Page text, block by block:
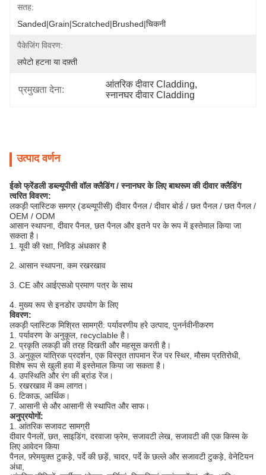
सतह:
Sanded|Grain|Scratched|Brushed|चिकनी
पैकेजिंग विवरण:
लपेटो हटना या दफ़्ती
प्रमुखता देना:
आंतरिक दीवार Cladding,
स्नानघर दीवार Cladding
उत्पाद वर्णन
ईको फ्रेंडली डब्ल्यूपीसी वॉल क्लैडिंग / स्नानघर के लिए बाथरूम की दीवार क्लैडिंग
त्वरित विवरण:
लकड़ी प्लास्टिक समग्र (डब्ल्यूपीसी) दीवार पैनल / दीवार बोर्ड / छत पैनल / छत पैनल /
OEM / ODM
आसान स्थापना, दीवार पैनल, छत पैनल और इतने पर के रूप में इस्तेमाल किया जा
सकता है।
1. यूवी की रक्षा, निविड़ अंधकार है
2. आसान स्थापना, कम रखरखाव
3. CE और आईएसओ प्रमाण पत्र के साथ
4. मुख्य रूप से इनडोर उपयोग के लिए
विवरण:
लकड़ी प्लास्टिक मिश्रित सामग्री: पर्यावरणीय हरे उत्पाद, पुनर्नवीनीकरण
1. पर्यावरण के अनुकूल, recyclable है।
2. प्रकृति लकड़ी की तरह दिखती और महसूस करती है।
3. अनुकूल यांत्रिक प्रदर्शन, एक विस्तृत तापमान रेंज पर स्थिर, मौसम प्रतिरोधी,
विशेष रूप से खुली हवा में इस्तेमाल किया जा सकता है।
4. उपस्थिति और रंग की ब्रांड रेंज।
5. रखरखाव में कम लागत।
6. टिकाऊ, आर्थिक।
7. आसानी से और आसानी से स्थापित और साफ।
अनुप्रयोगों:
1. आंतरिक सजावट सामग्री
दीवार पैनलों, छत, साइडिंग, दरवाजा फ्रेम, सजावटी लेख, सजावटी की एक किस्म के
लिए आवेदन किया
पैनल, फ़्रेमयुक्त टुकड़े, पर्दे की छड़ें, चादर, पर्दे के छल्ले और सजावटी टुकड़े, वेनेटियन
अंधा,